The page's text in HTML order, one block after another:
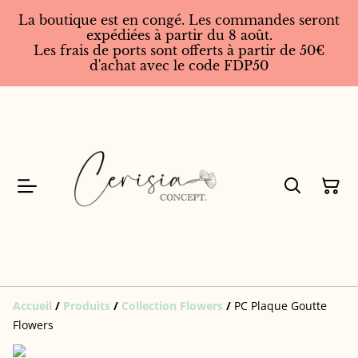
La boutique est en congé. Les commandes seront
expédiées à partir du 8 août.
Les frais de ports sont offerts à partir de 50€
d'achat avec le code FDP50
Accueil / Produits / Collection Flowers / PC Plaque Goutte
Flowers